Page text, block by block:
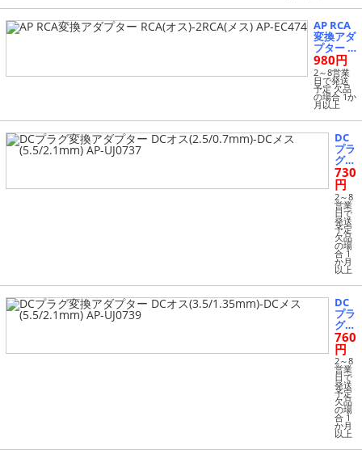
AP RCA
変換アダ
プター R
CA(オス)
-2RCA
(メス) A
P-EC474
980円
2～8営業
日で発送
予定 欠品
の場合 1か
月以上
DC
プラ
グ変
換ア
ダプ
ター
DC
オス
(2.5/
0.7
m
m)-
DC
メス
(5.5/
2.1
m
m)
AP-
UJ0
737
730
円
2～8
営業
日で
発送
予定
欠品
の場
合 1
か月
以上
DC
プラ
グ変
換ア
ダプ
ター
DC
オス
(3.5/
1.35
m
m)-
DC
760
円
2～8
営業
日で
発送
予定
欠品
の場
合 1
か月
以上